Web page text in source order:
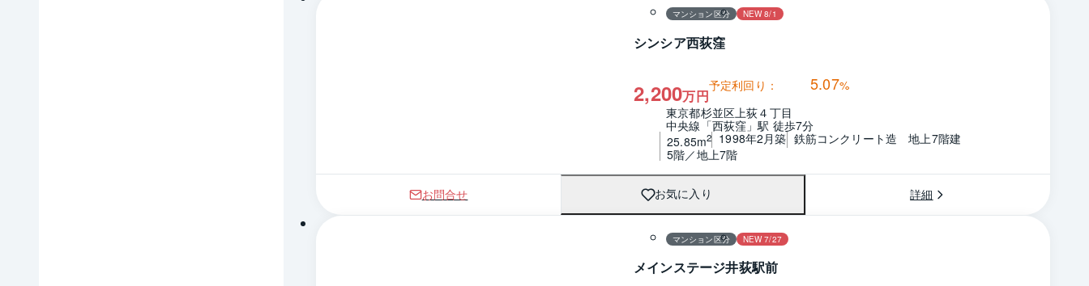
マンション区分 NEW 8/1
シンシア西荻窪
2,200万円
予定利回り： 5.07%
東京都杉並区上荻４丁目
中央線「西荻窪」駅 徒歩7分
25.85m2 1998年2月築 鉄筋コンクリート造　地上7階建
5階／地上7階
お問合せ お気に入り 詳細
マンション区分 NEW 7/27
メインステージ井荻駅前